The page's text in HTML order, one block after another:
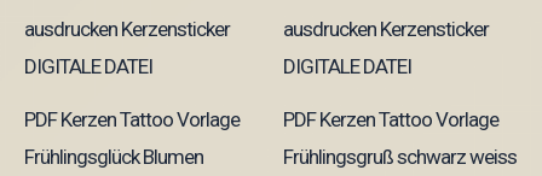
PDF Kerzen Tattoo Vorlage
Frühlingsglück Blumen
PDF Kerzen Tattoo Vorlage
Frühlingsgruß schwarz weiss